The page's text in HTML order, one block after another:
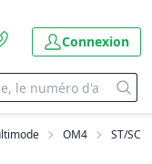
Connexion
OM4 ST/SC